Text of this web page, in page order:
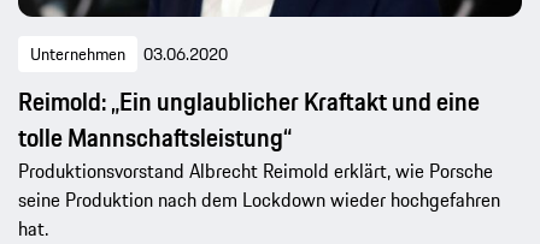
Unternehmen 03.06.2020
Reimold: „Ein unglaublicher Kraftakt und eine
tolle Mannschaftsleistung“
Produktionsvorstand Albrecht Reimold erklärt, wie Porsche
seine Produktion nach dem Lockdown wieder hochgefahren
hat.